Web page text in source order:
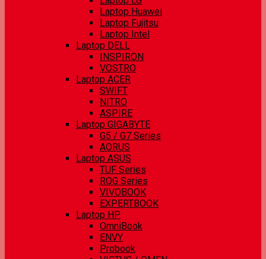
Laptop Huawei
Laptop Fujitsu
Laptop Intel
Laptop DELL
INSPIRON
VOSTRO
Laptop ACER
SWIFT
NITRO
ASPIRE
Laptop GIGABYTE
G5 / G7 Series
AORUS
Laptop ASUS
TUF Series
ROG Series
VIVOBOOK
EXPERTBOOK
Laptop HP
OmniBook
ENVY
Probook